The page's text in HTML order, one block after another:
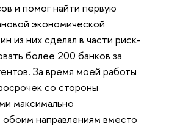
и помог найти первую
экономической
из них сделал в части риск-
более 200 банков за
За время моей работы
со стороны
максимально
обоим направлениям вместо